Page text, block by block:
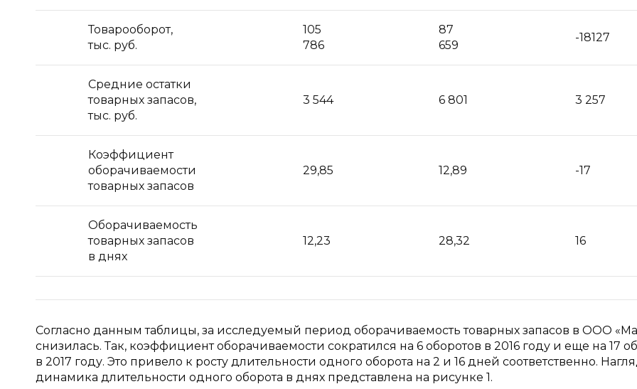
Товарооборот,
тыс. руб.
105
786
87
659
-18127
Средние остатки
товарных запасов,
тыс. руб.
3 544 6 801 3 257
Коэффициент
оборачиваемости
товарных запасов
29,85 12,89 -17
Оборачиваемость
товарных запасов
в днях
12,23 28,32 16
Согласно данным таблицы, за исследуемый период оборачиваемость товарных запасов в ООО
снизилась. Так, коэффициент оборачиваемости сократился на 6 оборотов в 2016 году и еще на 17
в 2017 году. Это привело к росту длительности одного оборота на 2 и 16 дней соответственно.
динамика длительности одного оборота в днях представлена на рисунке 1.